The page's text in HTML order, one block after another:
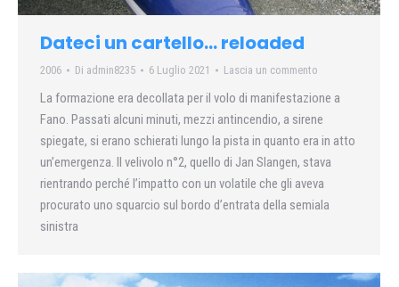
Dateci un cartello… reloaded
2006 Di admin8235 6 Luglio 2021 Lascia un commento
La formazione era decollata per il volo di manifestazione a
Fano. Passati alcuni minuti, mezzi antincendio, a sirene
spiegate, si erano schierati lungo la pista in quanto era in atto
un’emergenza. Il velivolo n°2, quello di Jan Slangen, stava
rientrando perché l’impatto con un volatile che gli aveva
procurato uno squarcio sul bordo d’entrata della semiala
sinistra